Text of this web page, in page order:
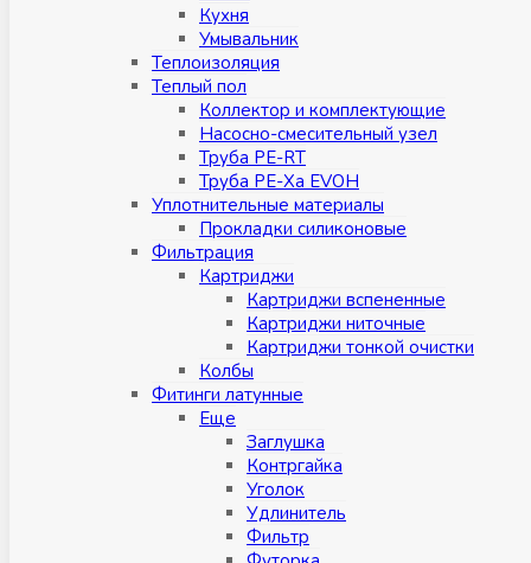
Кухня
Умывальник
Теплоизоляция
Теплый пол
Коллектор и комплектующие
Насосно-смесительный узел
Труба PE-RT
Труба PE-Xa EVOH
Уплотнительные материалы
Прокладки силиконовые
Фильтрация
Картриджи
Картриджи вспененные
Картриджи ниточные
Картриджи тонкой очистки
Колбы
Фитинги латунные
Eщe
Заглушка
Контргайка
Уголок
Удлинитель
Фильтр